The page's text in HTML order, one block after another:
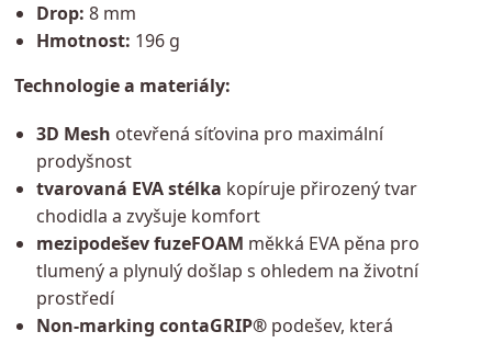
Drop: 8 mm
Hmotnost: 196 g
Technologie a materiály:
3D Mesh otevřená síťovina pro maximální
prodyšnost
tvarovaná EVA stélka kopíruje přirozený tvar
chodidla a zvyšuje komfort
mezipodešev fuzeFOAM měkká EVA pěna pro
tlumený a plynulý došlap s ohledem na životní
prostředí
Non-marking contaGRIP®podešev, která